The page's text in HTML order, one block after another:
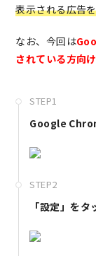
表示される広告
なお、今回は
されている方向け
STEP1
Google
STEP2
「設定」をタ